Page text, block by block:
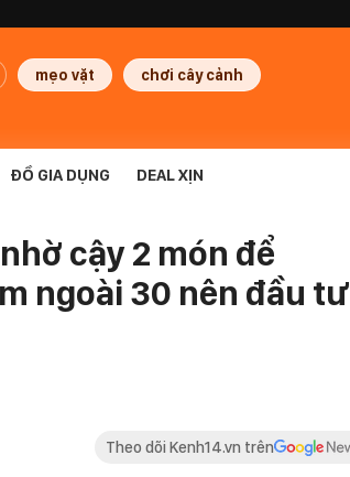
mẹo vặt chơi cây cảnh
ĐỒ GIA DỤNG DEAL XỊN
cậy 2 món để
ngoài 30 nên đầu tư
Theo dõi Kenh14.vn trên